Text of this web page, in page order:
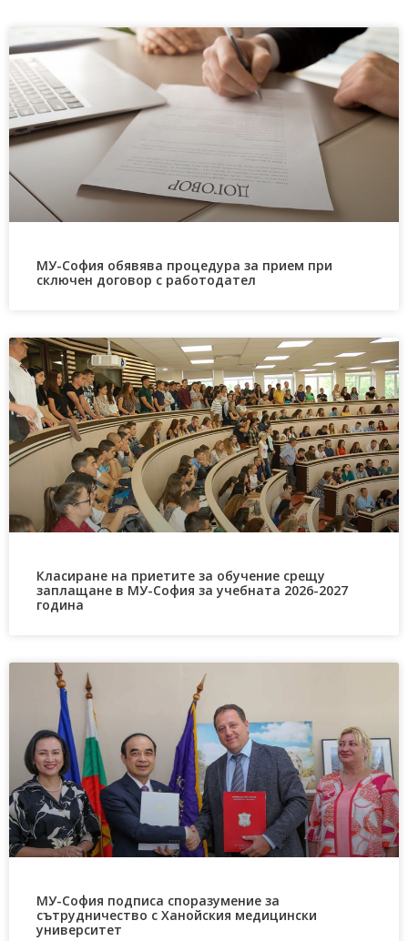
МУ-София обявява процедура за прием при
сключен договор с работодател
Класиране на приетите за обучение срещу
заплащане в МУ-София за учебната 2026-2027
година
МУ-София подписа споразумение за
сътрудничество с Ханойския медицински
университет